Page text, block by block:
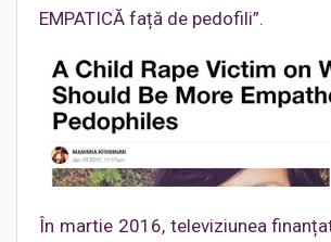
EMPATICĂ față de pedofili”.
În martie 2016, televiziunea